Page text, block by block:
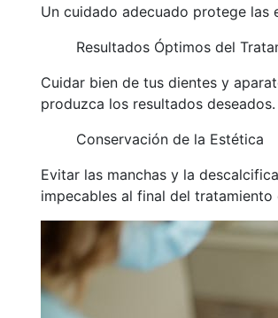
Un cuidado adecuado protege las
Resultados Óptimos del
Cuidar bien de tus dientes y
produzca los resultados deseados.
Conservación de la Estética
Evitar las manchas y la
impecables al final del